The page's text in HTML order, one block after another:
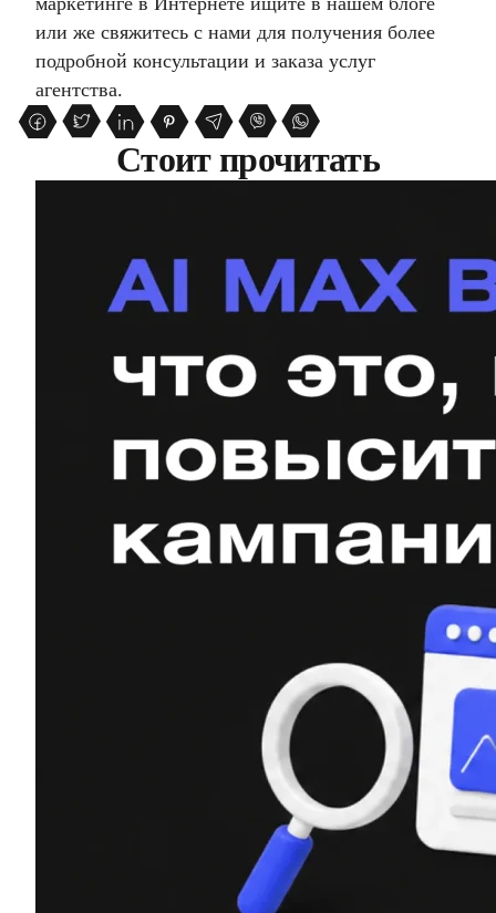
или же свяжитесь с нами для получения более
подробной консультации и заказа услуг
агентства.
Стоит прочитать